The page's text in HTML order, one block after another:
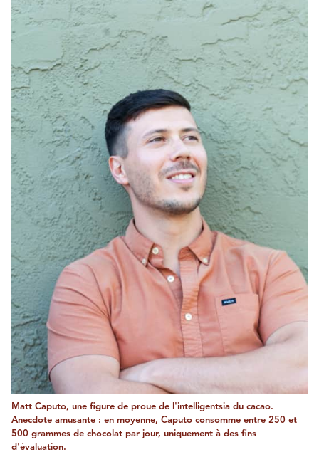
Matt Caputo, une figure de proue de l'intelligentsia du cacao.
Anecdote amusante : en moyenne, Caputo consomme entre 250 et
500 grammes de chocolat par jour, uniquement à des fins
d'évaluation.